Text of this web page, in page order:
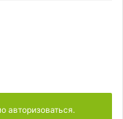
авторизоваться.